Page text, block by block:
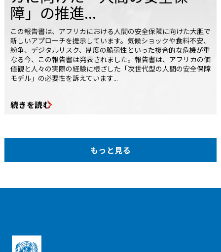
障」の推進...
この報告書は、アフリカにおける人間の安全保障に向けた大胆で
新しいアプローチを提示しています。気候ショックや食料不安、
紛争、デジタルリスク、制度の脆弱性といった複合的な危機が重
なる今、この報告書は発表されました。報告書は、アフリカの価
値観と人々の実際の経験に根ざした「次世代型の人間の安全保障
モデル」の必要性を訴えています...
続きを読む
もっと見る